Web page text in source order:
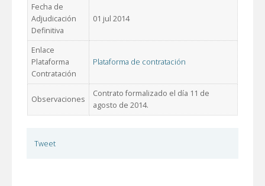
Fecha de
Adjudicación
Definitiva
01 jul 2014
Enlace
Plataforma
Contratación
Plataforma de contratación
Observaciones
Contrato formalizado el día 11 de
agosto de 2014.
Tweet